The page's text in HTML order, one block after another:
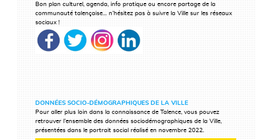
Bon plan culturel, agenda, info pratique ou encore partage de la
communauté talençaise… n’hésitez pas à suivre la Ville sur les réseaux
sociaux !
DONNÉES SOCIO-DÉMOGRAPHIQUES DE LA VILLE
Pour aller plus loin dans la connaissance de Talence, vous pouvez
retrouver l’ensemble des données sociodémographiques de la Ville,
présentées dans le portrait social réalisé en novembre 2022.